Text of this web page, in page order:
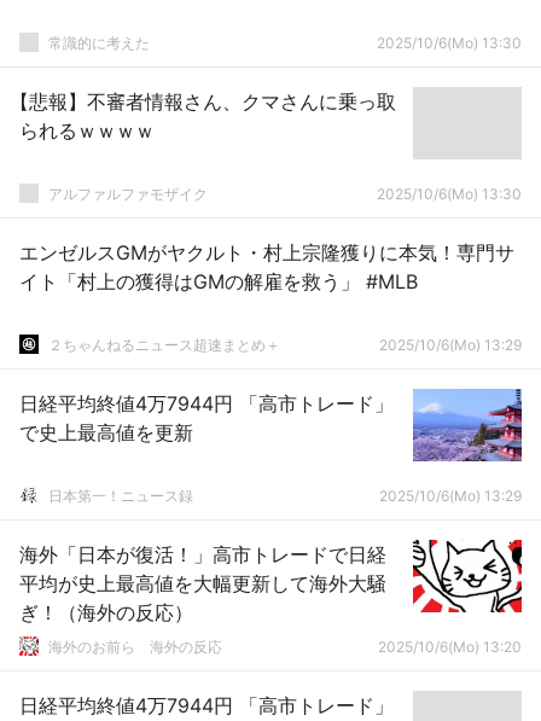
常識的に考えた 2025/10/6(Mo) 13:30
【悲報】不審者情報さん、クマさんに乗っ取
られるｗｗｗｗ
アルファルファモザイク 2025/10/6(Mo) 13:30
エンゼルスGMがヤクルト・村上宗隆獲りに本気！専門サ
イト「村上の獲得はGMの解雇を救う」 #MLB
２ちゃんねるニュース超速まとめ＋ 2025/10/6(Mo) 13:29
日経平均終値4万7944円 「高市トレード」
で史上最高値を更新
日本第一！ニュース録 2025/10/6(Mo) 13:29
海外「日本が復活！」高市トレードで日経
平均が史上最高値を大幅更新して海外大騒
ぎ！（海外の反応）
海外のお前ら 海外の反応 2025/10/6(Mo) 13:20
日経平均終値4万7944円 「高市トレード」